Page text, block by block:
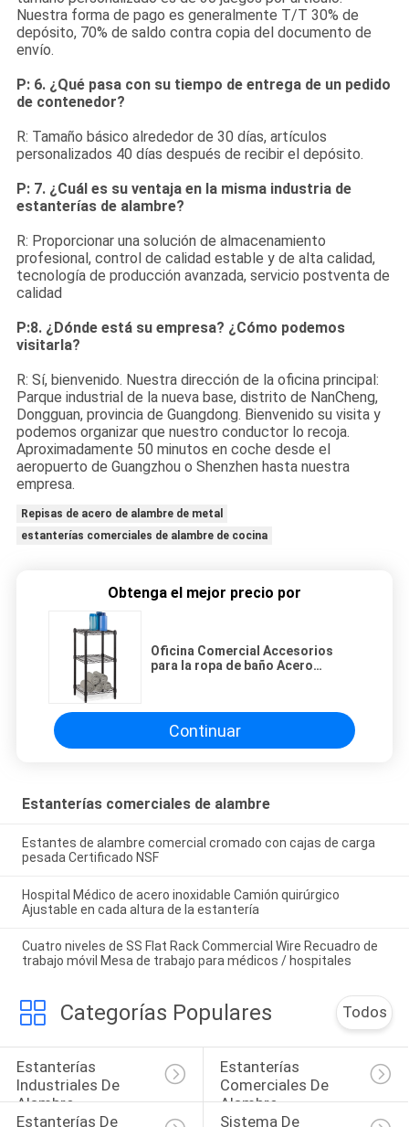
Nuestra forma de pago es generalmente T/T 30% de
depósito, 70% de saldo contra copia del documento de
envío.
P: 6. ¿Qué pasa con su tiempo de entrega de un pedido
de contenedor?
R: Tamaño básico alrededor de 30 días, artículos
personalizados 40 días después de recibir el depósito.
P: 7. ¿Cuál es su ventaja en la misma industria de
estanterías de alambre?
R: Proporcionar una solución de almacenamiento
profesional, control de calidad estable y de alta calidad,
tecnología de producción avanzada, servicio postventa de
calidad
P:8. ¿Dónde está su empresa? ¿Cómo podemos
visitarla?
R: Sí, bienvenido. Nuestra dirección de la oficina principal:
Parque industrial de la nueva base, distrito de NanCheng,
Dongguan, provincia de Guangdong. Bienvenido su visita y
podemos organizar que nuestro conductor lo recoja.
Aproximadamente 50 minutos en coche desde el
aeropuerto de Guangzhou o Shenzhen hasta nuestra
empresa.
Repisas de acero de alambre de metal
estanterías comerciales de alambre de cocina
Obtenga el mejor precio por
Oficina Comercial Accesorios
para la ropa de baño Acero
Continuar
Estanterías comerciales de alambre
Estantes de alambre comercial cromado con cajas de carga
pesada Certificado NSF
Hospital Médico de acero inoxidable Camión quirúrgico
Ajustable en cada altura de la estantería
Cuatro niveles de SS Flat Rack Commercial Wire Recuadro de
trabajo móvil Mesa de trabajo para médicos / hospitales
Categorías Populares Todos
Estanterías
Industriales De
Alambre
Estanterías
Comerciales De
Alambre
Estanterías De
Sistema De